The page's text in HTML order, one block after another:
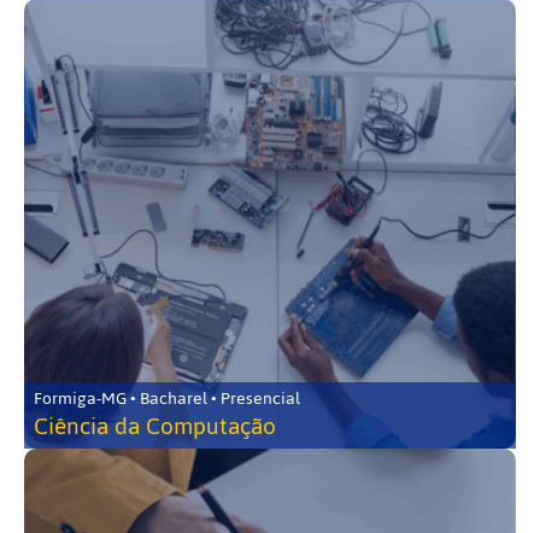
Formiga-MG • Bacharel • Presencial
Ciência da Computação